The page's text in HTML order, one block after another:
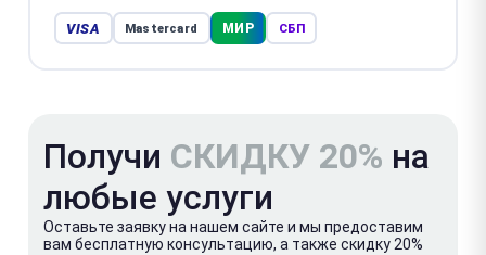
VISA Mastercard МИР СБП
Получи СКИДКУ 20% на
любые услуги
Оставьте заявку на нашем сайте и мы предоставим
вам бесплатную консультацию, а также скидку 20%